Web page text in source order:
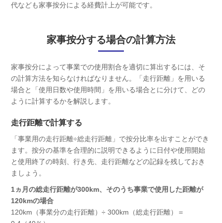
代なども家事按分による経費計上が可能です。
家事按分する場合の計算方法
家事按分によって事業での使用割合を適切に算出するには、そ
の計算方法を知らなければなりません。「走行距離」を用いる
場合と「使用日数や使用時間」を用いる場合とに分けて、どの
ように計算するかを解説します。
走行距離で計算する
「事業用の走行距離÷総走行距離」で按分比率を出すことができ
ます。按分の基準を合理的に説明できるように日付や使用開始
と使用終了の時刻、行き先、走行距離などの記録を残しておき
ましょう。
1ヵ月の総走行距離が300km、そのうち事業で使用した距離が
120kmの場合
120km（事業分の走行距離）÷ 300km（総走行距離）＝